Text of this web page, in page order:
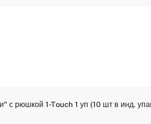
с рюшкой 1-Touch 1 уп (10 шт в инд.